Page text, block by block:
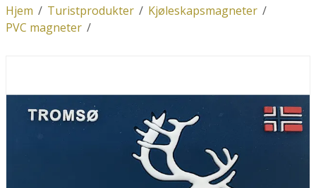
/
Hjem /
Turistprodukter /
Kjøleskapsmagneter
/
PVC magneter